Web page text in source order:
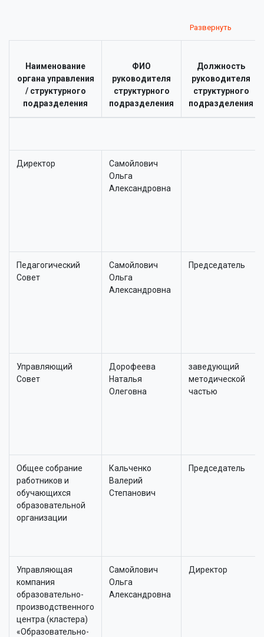
Наименование
органа управления
/ структурного
подразделения
ФИО
руководителя
структурного
подразделения
Должность
руководителя
структурного
подразделения
Директор
Самойлович
Ольга
Александровна
Педагогический
Совет
Самойлович
Ольга
Александровна
Председатель
Управляющий
Совет
Дорофеева
Наталья
Олеговна
заведующий
методической
частью
Общее собрание
работников и
обучающихся
образовательной
организации
Кальченко
Валерий
Степанович
Председатель
Управляющая
компания
образовательно-
производственного
центра (кластера)
«Образовательно-
Самойлович
Ольга
Александровна
Директор